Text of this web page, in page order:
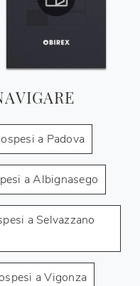
a Padova
a Albignasego
a Selvazzano
a Vigonza